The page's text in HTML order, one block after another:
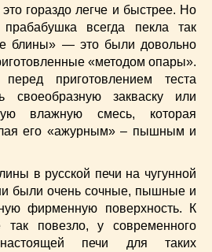
(254)
гораздо легче и быстрее. Но
всегда пекла так
блины» — это были довольно
«методом опары».
приготовлением теста
своеобразную закваску или
влажную смесь, которая
его «ажурным» – пышным и
в русской печи на чугунной
были очень сочные, пышные и
фирменную поверхность. К
повезло, у современного
печи для таких